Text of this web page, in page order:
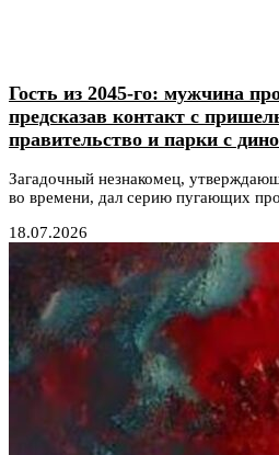
Гость из 2045-го: мужчина
предсказав контакт с
правительство и парки с
Загадочный незнакомец,
во времени, дал серию пугающих
18.07.2026